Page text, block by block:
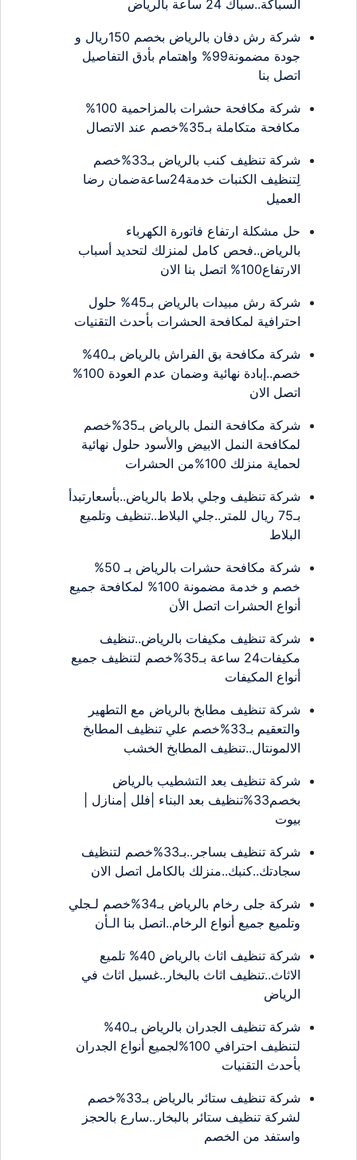
السباكة..سباك 24 ساعة بالرياض
شركة رش دفان بالرياض بخصم 150ريال و
جودة مضمونة99% واهتمام بأدق التفاصيل
اتصل بنا
شركة مكافحة حشرات بالمزاحمية 100%
مكافحة متكاملة بـ35%خصم عند الاتصال
شركة تنظيف كنب بالرياض بـ33%خصم
لِتنظيف الكنبات خدمة24ساعةضمان رضا
العميل
حل مشكلة ارتفاع فاتورة الكهرباء
بالرياض..فحص كامل لمنزلك لتحديد أسباب
الارتفاع100% اتصل بنا الان
شركة رش مبيدات بالرياض بـ45% حلول
احترافية لمكافحة الحشرات بأحدث التقنيات
شركة مكافحة بق الفراش بالرياض بـ40%
خصم..إبادة نهائية وضمان عدم العودة 100%
اتصل الان
شركة مكافحة النمل بالرياض بـ35%خصم
لمكافحة النمل الابيض والأسود حلول نهائية
لحماية منزلك 100%من الحشرات
شركة تنظيف وجلي بلاط بالرياض..بأسعارتبدأ
بـ75 ريال للمتر..جلي البلاط..تنظيف وتلميع
البلاط
شركة مكافحة حشرات بالرياض بـ 50%
خصم و خدمة مضمونة 100% لمكافحة جميع
أنواع الحشرات اتصل الأن
شركة تنظيف مكيفات بالرياض..تنظيف
مكيفات24 ساعة بـ35%خصم لتنظيف جميع
أنواع المكيفات
شركة تنظيف مطابخ بالرياض مع التطهير
والتعقيم بـ33%خصم علي تنظيف المطابخ
الالمونتال..تنظيف المطابخ الخشب
شركة تنظيف بعد التشطيب بالرياض
بخصم33%تنظيف بعد البناء |فلل |منازل |
بيوت
شركة تنظيف بساجر..بـ33%خصم لتنظيف
سجادتك..كنبك..منزلك بالكامل اتصل الان
شركة جلى رخام بالرياض بـ34%خصم لـجلي
وتلميع جميع أنواع الرخام..اتصل بنا الـأن
شركة تنظيف اثاث بالرياض 40% تلميع
الاثاث..تنظيف اثاث بالبخار..غسيل اثاث في
الرياض
شركة تنظيف الجدران بالرياض بـ40%
لتنظيف احترافي 100%لجميع أنواع الجدران
بأحدث التقنيات
شركة تنظيف ستائر بالرياض بـ33%خصم
لشركة تنظيف ستائر بالبخار..سارع بالحجز
واستفد من الخصم